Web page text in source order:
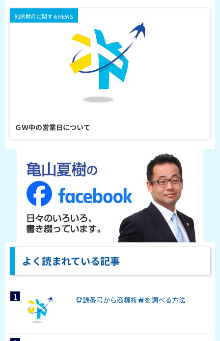
ＧＷ中の営業日について
知的財産に関するNEWS
よく読まれている記事
登録番号から商標権者を調べる方法